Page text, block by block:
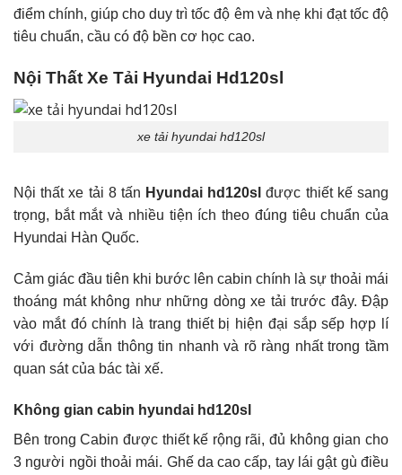
điểm chính, giúp cho duy trì tốc độ êm và nhẹ khi đạt tốc độ
tiêu chuẩn, cầu có độ bền cơ học cao.
Nội Thất Xe Tải Hyundai Hd120sl
xe tải hyundai hd120sl
Nội thất xe tải 8 tấn Hyundai hd120sl được thiết kế sang
trọng, bắt mắt và nhiều tiện ích theo đúng tiêu chuẩn của
Hyundai Hàn Quốc.
Cảm giác đầu tiên khi bước lên cabin chính là sự thoải mái
thoáng mát không như những dòng xe tải trước đây. Đập
vào mắt đó chính là trang thiết bị hiện đại sắp sếp hợp lí
với đường dẫn thông tin nhanh và rõ ràng nhất trong tầm
quan sát của bác tài xế.
Không gian cabin hyundai hd120sl
Bên trong Cabin được thiết kế rộng rãi, đủ không gian cho
3 người ngồi thoải mái. Ghế da cao cấp, tay lái gật gù điều